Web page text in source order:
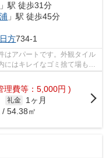
」駅 徒歩31分
」駅 徒歩45分
日方734-1
はアパートです。外観タイル
にはキレイなゴミ捨て場も設
理費等：5,000円 )
礼金
1ヶ月
/ 54.38㎡